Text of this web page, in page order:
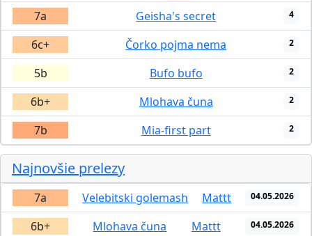
7a Geisha's secret 4
6c+ Čorko pojma nema 2
5b Bufo bufo 2
6b+ Mlohava čuna 2
7b Mia-first part 2
Najnovšie prelezy
7a Velebitski golemash Mattt 04.05.2026
6b+ Mlohava čuna Mattt 04.05.2026